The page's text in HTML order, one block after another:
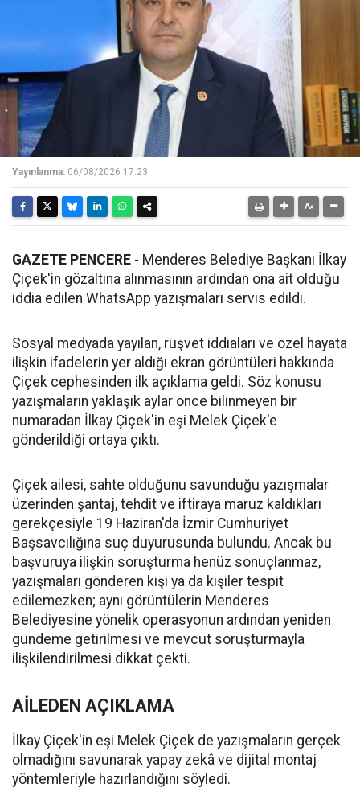
Yayınlanma: 06/08/2026 17:23
GAZETE PENCERE - Menderes Belediye Başkanı İlkay
Çiçek'in gözaltına alınmasının ardından ona ait olduğu
iddia edilen WhatsApp yazışmaları servis edildi.
Sosyal medyada yayılan, rüşvet iddiaları ve özel hayata
ilişkin ifadelerin yer aldığı ekran görüntüleri hakkında
Çiçek cephesinden ilk açıklama geldi. Söz konusu
yazışmaların yaklaşık aylar önce bilinmeyen bir
numaradan İlkay Çiçek'in eşi Melek Çiçek'e
gönderildiği ortaya çıktı.
Çiçek ailesi, sahte olduğunu savunduğu yazışmalar
üzerinden şantaj, tehdit ve iftiraya maruz kaldıkları
gerekçesiyle 19 Haziran'da İzmir Cumhuriyet
Başsavcılığına suç duyurusunda bulundu. Ancak bu
başvuruya ilişkin soruşturma henüz sonuçlanmaz,
yazışmaları gönderen kişi ya da kişiler tespit
edilemezken; aynı görüntülerin Menderes
Belediyesine yönelik operasyonun ardından yeniden
gündeme getirilmesi ve mevcut soruşturmayla
ilişkilendirilmesi dikkat çekti.
AİLEDEN AÇIKLAMA
İlkay Çiçek'in eşi Melek Çiçek de yazışmaların gerçek
olmadığını savunarak yapay zekâ ve dijital montaj
yöntemleriyle hazırlandığını söyledi.